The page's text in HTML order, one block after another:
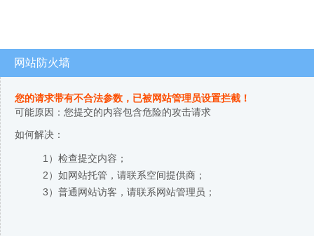
网站防火墙
您的请求带有不合法参数，已被网站管理员设置拦截！
可能原因：您提交的内容包含危险的攻击请求
如何解决：
1）检查提交内容；
2）如网站托管，请联系空间提供商；
3）普通网站访客，请联系网站管理员；